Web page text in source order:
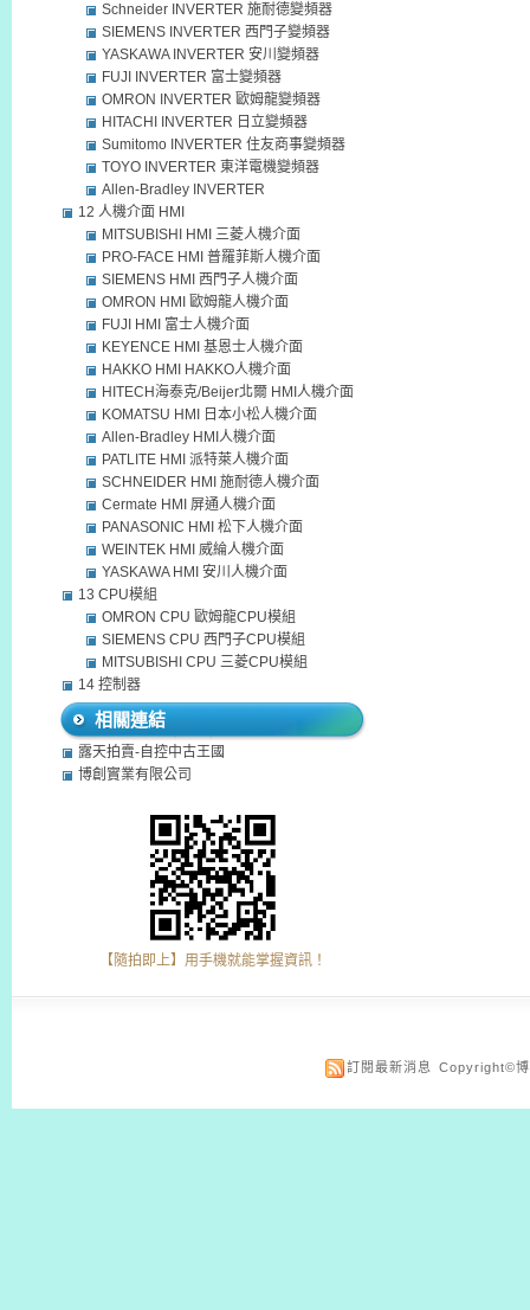
Schneider INVERTER 施耐德變頻器
SIEMENS INVERTER 西門子變頻器
YASKAWA INVERTER 安川變頻器
FUJI INVERTER 富士變頻器
OMRON INVERTER 歐姆龍變頻器
HITACHI INVERTER 日立變頻器
Sumitomo INVERTER 住友商事變頻器
TOYO INVERTER 東洋電機變頻器
Allen-Bradley INVERTER
12 人機介面 HMI
MITSUBISHI HMI 三菱人機介面
PRO-FACE HMI 普羅菲斯人機介面
SIEMENS HMI 西門子人機介面
OMRON HMI 歐姆龍人機介面
FUJI HMI 富士人機介面
KEYENCE HMI 基恩士人機介面
HAKKO HMI HAKKO人機介面
HITECH海泰克/Beijer北爾 HMI人機介面
KOMATSU HMI 日本小松人機介面
Allen-Bradley HMI人機介面
PATLITE HMI 派特萊人機介面
SCHNEIDER HMI 施耐德人機介面
Cermate HMI 屏通人機介面
PANASONIC HMI 松下人機介面
WEINTEK HMI 威綸人機介面
YASKAWA HMI 安川人機介面
13 CPU模組
OMRON CPU 歐姆龍CPU模組
SIEMENS CPU 西門子CPU模組
MITSUBISHI CPU 三菱CPU模組
14 控制器
相關連結
露天拍賣-自控中古王國
博創實業有限公司
【隨拍即上】用手機就能掌握資訊！
訂閱最新消息 Copyright©